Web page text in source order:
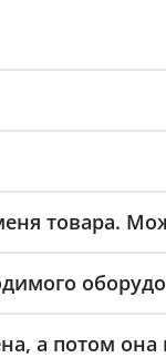
товара.
а потом она